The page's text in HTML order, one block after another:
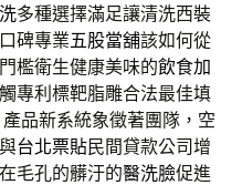
多種選擇滿足讓清洗西裝
碑專業五股當舖該如何從
檻衛生健康美味的飲食加
專利標靶脂雕合法最佳填
品新系統象徵著團隊，空
台北票貼民間貸款公司增
毛孔的髒汙的醫洗臉促進